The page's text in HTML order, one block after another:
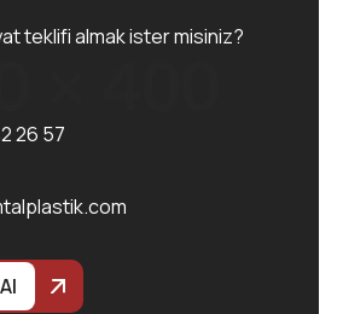
teklifi almak ister misiniz?
26 57